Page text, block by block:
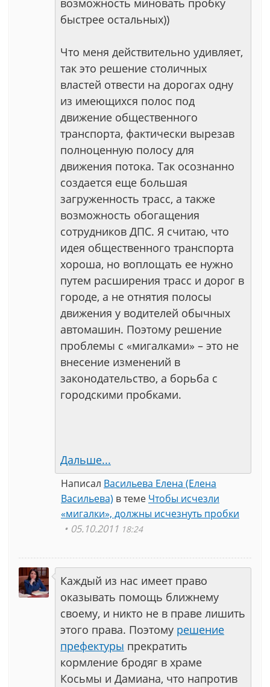
возможность миновать пробку
быстрее остальных))
Что меня действительно удивляет,
так это решение столичных
властей отвести на дорогах одну
из имеющихся полос под
движение общественного
транспорта, фактически вырезав
полноценную полосу для
движения потока. Так осознанно
создается еще большая
загруженность трасс, а также
возможность обогащения
сотрудников ДПС. Я считаю, что
идея общественного транспорта
хороша, но воплощать ее нужно
путем расширения трасс и дорог в
городе, а не отнятия полосы
движения у водителей обычных
автомашин. Поэтому решение
проблемы с «мигалками» – это не
внесение изменений в
законодательство, а борьба с
городскими пробками.
Дальше...
Написал Васильева Елена (Елена
Васильева) в теме Чтобы исчезли
«мигалки», должны исчезнуть пробки
05.10.2011 18:24
Каждый из нас имеет право
оказывать помощь ближнему
своему, и никто не в праве лишить
этого права. Поэтому решение
префектуры прекратить
кормление бродяг в храме
Косьмы и Дамиана, что напротив